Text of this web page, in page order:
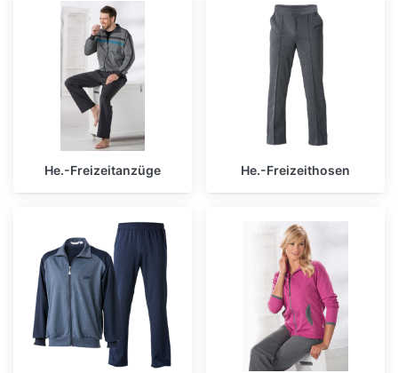
He.-Freizeitanzüge He.-Freizeithosen